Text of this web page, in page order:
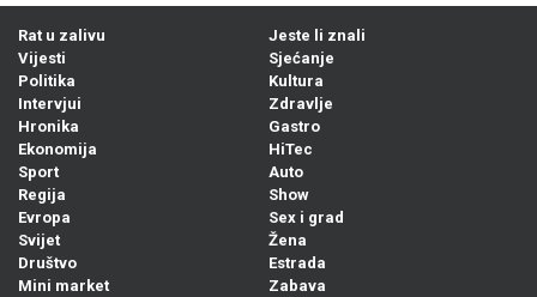
Rat u zalivu
Vijesti
Politika
Intervjui
Hronika
Ekonomija
Sport
Regija
Evropa
Svijet
Društvo
Mini market
Jeste li znali
Sjećanje
Kultura
Zdravlje
Gastro
HiTec
Auto
Show
Sex i grad
Žena
Estrada
Zabava